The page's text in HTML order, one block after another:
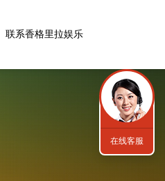
联系香格里拉娱乐
在线客服